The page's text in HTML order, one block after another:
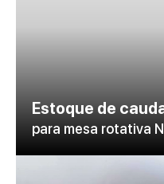
Estoque de
para mesa rotativa